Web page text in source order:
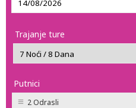
Trajanje ture
Putnici
2 Odrasli